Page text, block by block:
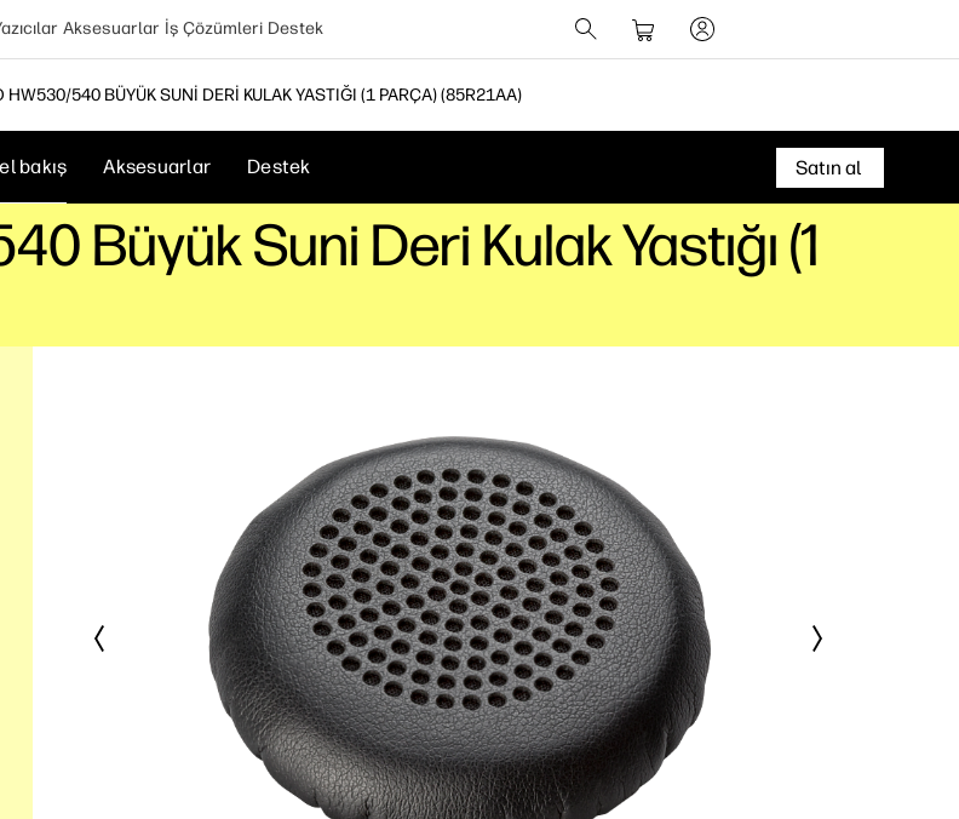
Aksesuarlar İş Çözümleri Destek
HW530/540 BÜYÜK SUNI DERI KULAK YASTIĞI (1 PARÇA) (85R21AA)
bakış Aksesuarlar Destek Satın al
Büyük Suni Deri Kulak Yastığı (1